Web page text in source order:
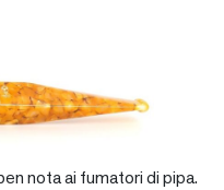
nota ai fumatori di pipa.